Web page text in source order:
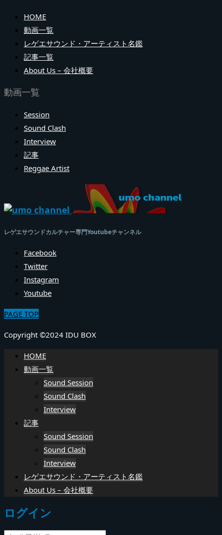
HOME
動画一覧
レゲエサウンド・アーティスト名鑑
記事一覧
About Us – 会社概要
動画一覧
Session
Sound Clash
Interview
記事
Reggae Artist
レゲエサウンドカルチャー専門Youtubeチャンネル
Facebook
Twitter
Instagram
Youtube
PAGE TOP
Copyright ©2024 IDU BOX
HOME
動画一覧
Sound Session
Sound Clash
Interview
記事
Sound Session
Sound Clash
Interview
レゲエサウンド・アーティスト名鑑
About Us – 会社概要
ログイン